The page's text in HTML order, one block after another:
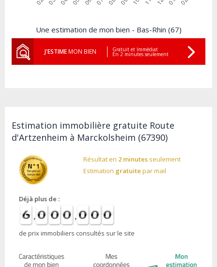
Une estimation de mon bien - Bas-Rhin (67)
J'ESTIMEMON BIEN Gratuit et Immédiat
En 2 minutes seulement
Estimation immobilière gratuite Route
d'Artzenheim à Marckolsheim (67390)
Résultat en 2 minutes seulement
Estimation gratuite par mail
Déjà plus de :
de prix immobiliers consultés sur le site